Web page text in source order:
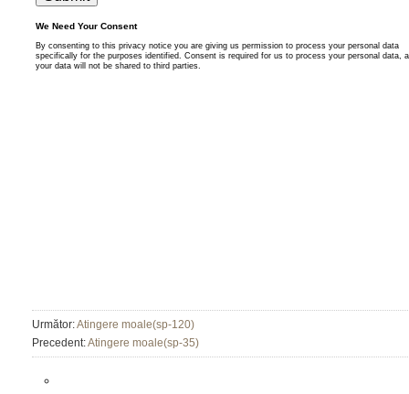
Următor:Atingere moale(sp-120)
Precedent:Atingere moale(sp-35)